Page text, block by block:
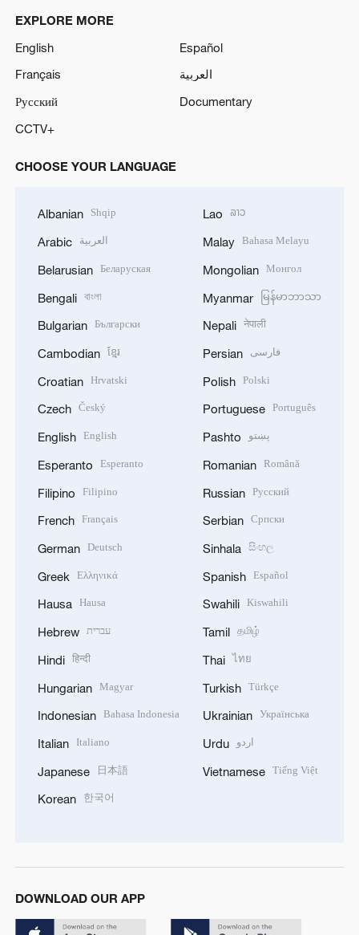
EXPLORE MORE
English
Español
Français
العربية
Русский
Documentary
CCTV+
CHOOSE YOUR LANGUAGE
Albanian Shqip
Arabic العربية
Belarusian Беларуская
Bengali বাংলা
Bulgarian Български
Cambodian ខ្មែរ
Croatian Hrvatski
Czech Český
English English
Esperanto Esperanto
Filipino Filipino
French Français
German Deutsch
Greek Ελληνικά
Hausa Hausa
Hebrew עברית
Hindi हिन्दी
Hungarian Magyar
Indonesian Bahasa Indonesia
Italian Italiano
Japanese 日本語
Korean 한국어
Lao ລາວ
Malay Bahasa Melayu
Mongolian Монгол
Myanmar မြန်မာဘာသာ
Nepali नेपाली
Persian فارسی
Polish Polski
Portuguese Português
Pashto پښتو
Romanian Română
Russian Русский
Serbian Српски
Sinhala සිංහල
Spanish Español
Swahili Kiswahili
Tamil தமிழ்
Thai ไทย
Turkish Türkçe
Ukrainian Українська
Urdu اردو
Vietnamese Tiếng Việt
DOWNLOAD OUR APP